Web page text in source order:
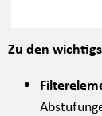
Zu den